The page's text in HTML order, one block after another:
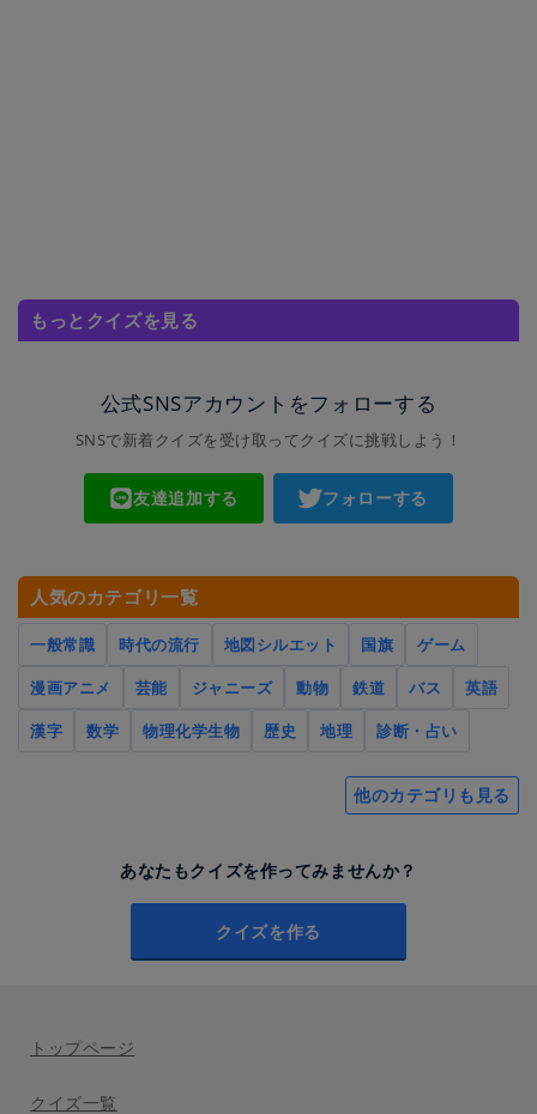
もっとクイズを見る
公式SNSアカウントをフォローする
SNSで新着クイズを受け取ってクイズに挑戦しよう！
友達追加する フォローする
人気のカテゴリ一覧
一般常識 時代の流行 地図シルエット 国旗
ゲーム
漫画アニメ
芸能 ジャニーズ 動物 鉄道 バス
英語
漢字
数学 物理化学生物 歴史 地理 診断・占い
他のカテゴリも見る
あなたもクイズを作ってみませんか？
クイズを作る
トップページ
クイズ一覧